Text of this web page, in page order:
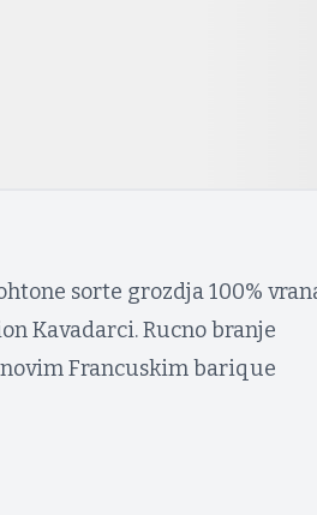
sorte grozdja 100%
Kavadarci. Rucno branje
Francuskim barique